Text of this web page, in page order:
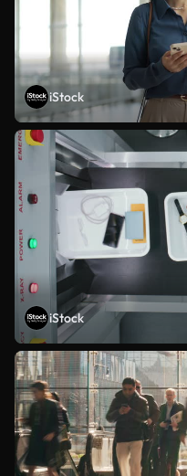
iStock
iStock